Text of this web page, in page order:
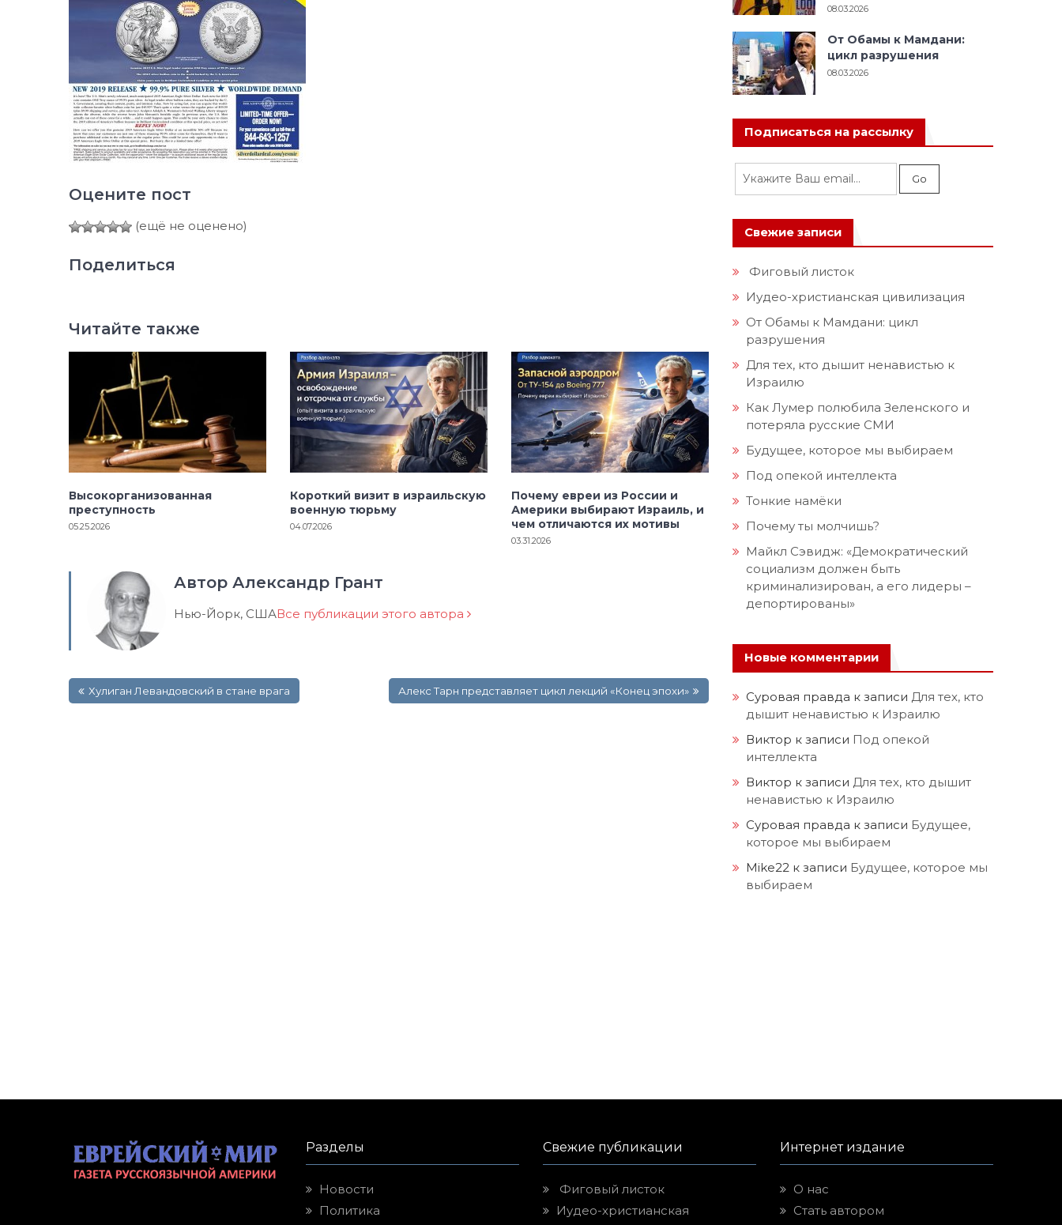
Оцените пост
(ещё не оценено)
Поделиться
Читайте также
Высокорганизованная
преступность
05.25.2026
Короткий визит в израильскую
военную тюрьму
04.07.2026
Почему евреи из России и
Америки выбирают Израиль, и
чем отличаются их мотивы
03.31.2026
Автор Александр Грант
Нью-Йорк, СШАВсе публикации этого автора
поХулиган Левандовский в стане врага Алекс Тарн представляет цикл лекций «Конец эпохи»
08.03.2026
От Обамы к Мамдани:
цикл разрушения
08.03.2026
Подписаться на рассылку
Свежие записи
Фиговый листок
Иудео-христианская цивилизация
От Обамы к Мамдани: цикл
разрушения
Для тех, кто дышит ненавистью к
Израилю
Как Лумер полюбила Зеленского и
потеряла русские СМИ
Будущее, которое мы выбираем
Под опекой интеллекта
Тонкие намёки
Почему ты молчишь?
Майкл Сэвидж: «Демократический
социализм должен быть
криминализирован, а его лидеры –
депортированы»
Новые комментарии
Суровая правда к записи Для тех, кто
дышит ненавистью к Израилю
Виктор к записи Под опекой
интеллекта
Виктор к записи Для тех, кто дышит
ненавистью к Израилю
Суровая правда к записи Будущее,
которое мы выбираем
Mike22 к записи Будущее, которое мы
выбираем
Разделы
Новости
Политика
Свежие публикации
Фиговый листок
Иудео-христианская
Интернет издание
О нас
Стать автором